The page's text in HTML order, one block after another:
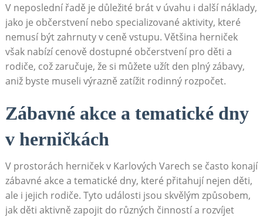
V neposlední řadě je důležité brát v úvahu i další náklady,
jako je občerstvení nebo specializované aktivity, které
nemusí být zahrnuty v ceně vstupu. Většina herniček
však nabízí cenově dostupné občerstvení pro děti a
rodiče, což zaručuje, že si můžete užít den plný zábavy,
aniž byste museli výrazně zatížit rodinný rozpočet.
Zábavné akce a tematické dny
v herničkách
V prostorách herniček v Karlových Varech se často konají
zábavné akce a tematické dny, které přitahují nejen děti,
ale i jejich rodiče. Tyto události jsou skvělým způsobem,
jak děti aktivně zapojit do různých činností a rozvíjet